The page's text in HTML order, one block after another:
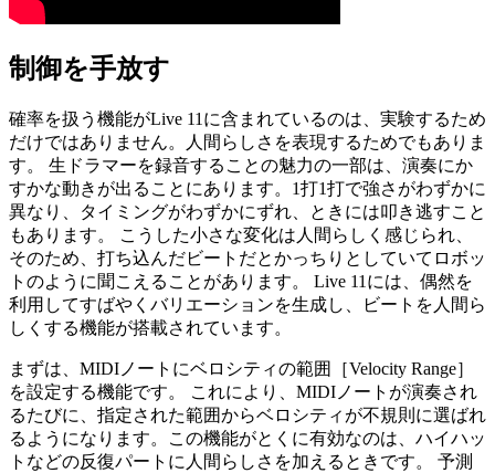
制御を手放す
確率を扱う機能がLive 11に含まれているのは、実験するため
だけではありません。人間らしさを表現するためでもありま
す。 生ドラマーを録音することの魅力の一部は、演奏にか
すかな動きが出ることにあります。1打1打で強さがわずかに
異なり、タイミングがわずかにずれ、ときには叩き逃すこと
もあります。 こうした小さな変化は人間らしく感じられ、
そのため、打ち込んだビートだとかっちりとしていてロボッ
トのように聞こえることがあります。 Live 11には、偶然を
利用してすばやくバリエーションを生成し、ビートを人間ら
しくする機能が搭載されています。
まずは、MIDIノートにベロシティの範囲［Velocity Range］
を設定する機能です。 これにより、MIDIノートが演奏され
るたびに、指定された範囲からベロシティが不規則に選ばれ
るようになります。この機能がとくに有効なのは、ハイハッ
トなどの反復パートに人間らしさを加えるときです。 予測